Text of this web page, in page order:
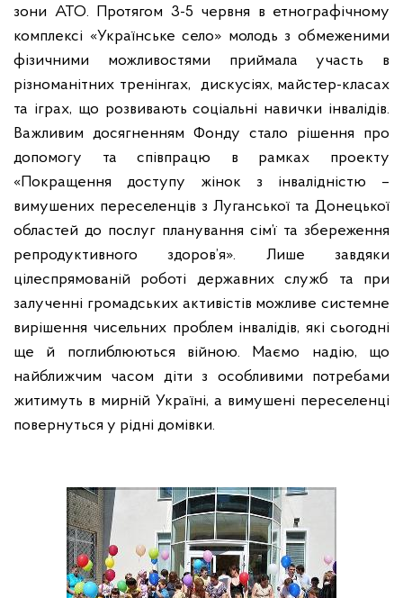
зони АТО. Протягом 3-5 червня в етнографічному
комплексі «Українське село» молодь з обмеженими
фізичними можливостями приймала участь в
різноманітних тренінгах,
дискусіях, майстер-класах
та іграх, що розвивають соціальні навички інвалідів.
Важливим досягненням Фонду стало рішення про
допомогу та співпрацю в рамках проекту
«Покращення доступу жінок з інвалідністю –
вимушених переселенців з Луганської та Донецької
областей до послуг планування сім’ї та збереження
репродуктивного здоров’я». Лише завдяки
цілеспрямованій роботі державних служб та при
залученні громадських активістів можливе системне
вирішення чисельних проблем інвалідів, які сьогодні
ще й поглиблюються війною. Маємо надію, що
найближчим часом діти з особливими потребами
житимуть в мирній Україні, а вимушені переселенці
повернуться у рідні домівки.